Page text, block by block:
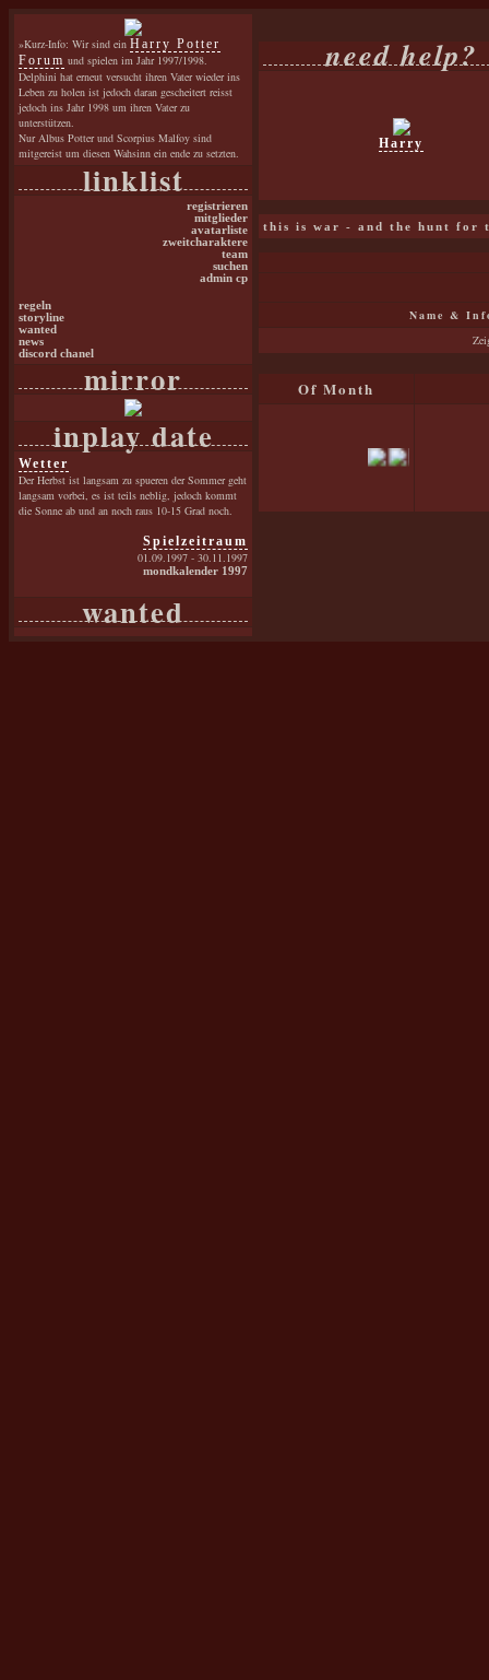
»Kurz-Info: Wir sind ein Harry Potter
Forum und spielen im Jahr 1997/1998.
Delphini hat erneut versucht ihren Vater wieder ins
Leben zu holen ist jedoch daran gescheitert reisst
jedoch ins Jahr 1998 um ihren Vater zu
unterstützen.
Nur Albus Potter und Scorpius Malfoy sind
mitgereist um diesen Wahsinn ein ende zu setzten.
linklist
registrieren
mitglieder
avatarliste
zweitcharaktere
team
suchen
admin cp
regeln
storyline
wanted
news
discord chanel
mirror
inplay date
Wetter
Der Herbst ist langsam zu spueren der Sommer geht
langsam vorbei, es ist teils neblig, jedoch kommt
die Sonne ab und an noch raus 10-15 Grad noch.
Spielzeitraum
01.09.1997 - 30.11.1997
mondkalender 1997
wanted
need help?
Harry
this is war - and the hunt for
Name &
Of Month